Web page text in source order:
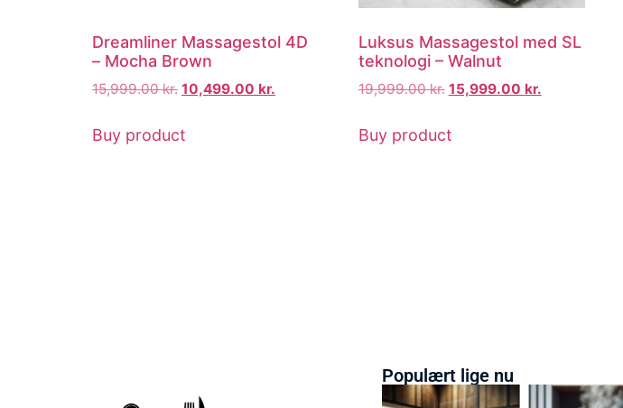
Dreamliner Massagestol 4D
– Mocha Brown
15,999.00kr. 10,499.00 kr.
Buy product
Luksus Massagestol med SL
teknologi – Walnut
19,999.00kr. 15,999.00 kr.
Buy product
Populært lige nu